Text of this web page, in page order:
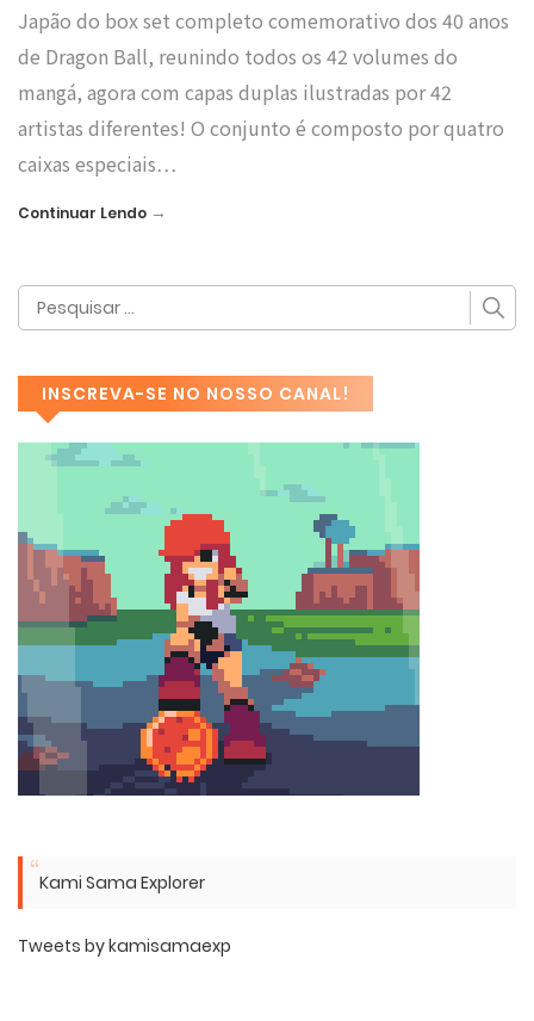
Japão do box set completo comemorativo dos 40 anos
de Dragon Ball, reunindo todos os 42 volumes do
mangá, agora com capas duplas ilustradas por 42
artistas diferentes! O conjunto é composto por quatro
caixas especiais…
Continuar Lendo →
INSCREVA-SE NO NOSSO CANAL!
Kami Sama Explorer
Tweets by kamisamaexp